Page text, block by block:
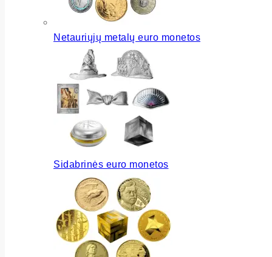
Netauriųjų metalų euro monetos
Sidabrinės euro monetos